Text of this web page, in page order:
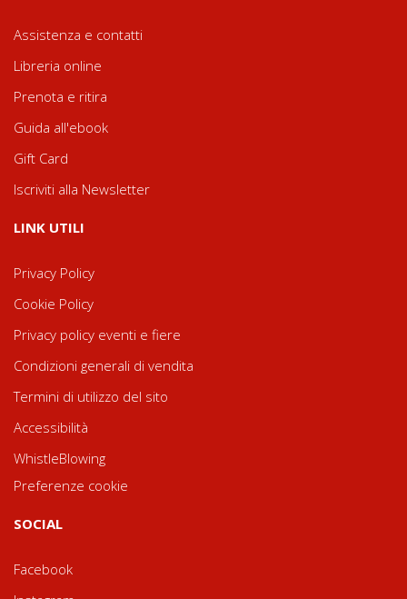
Assistenza e contatti
Libreria online
Prenota e ritira
Guida all'ebook
Gift Card
Iscriviti alla Newsletter
LINK UTILI
Privacy Policy
Cookie Policy
Privacy policy eventi e fiere
Condizioni generali di vendita
Termini di utilizzo del sito
Accessibilità
WhistleBlowing
Preferenze cookie
SOCIAL
Facebook